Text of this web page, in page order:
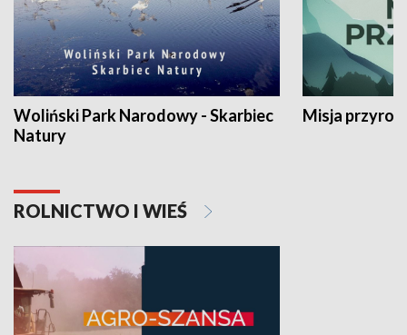
Woliński Park Narodowy - Skarbiec
Natury
Misja
ROLNICTWO I WIEŚ